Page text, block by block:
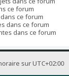
ce forum
ce forum
dans ce forum
dans ce forum
surUTC+02:00